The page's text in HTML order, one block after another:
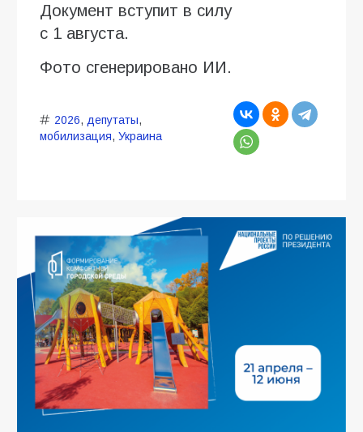
Документ вступит в силу
с 1 августа.
Фото сгенерировано ИИ.
2026, депутаты,
мобилизация, Украина